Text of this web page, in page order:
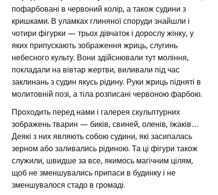
пофарбовані в червоний колір, а також судини з
кришками. В уламках глиняної споруди знайшли і
чотири фігурки — трьох дівчаток і дорослу жінку, у
яких припускають зображення жриць, слугинь
небесного культу. Вони здійснювали тут моління,
покладали на вівтар жертви, виливали під час
заклинань з судин якусь рідину. Руки жриць підняті в
молитовній позі, а тіла розписані червоною фарбою.
Проходить перед нами і галерея скульптурних
зображень тварин — биків, свиней, оленів, їжаків…
Деякі з них являють собою судини, які засипалась
зерном або заливались рідиною. Та ці фігури також
служили, швидше за все, якимось магічним цілям,
щоб не зменшувались припаси в будинку і не
зменшувалося стадо в громаді.